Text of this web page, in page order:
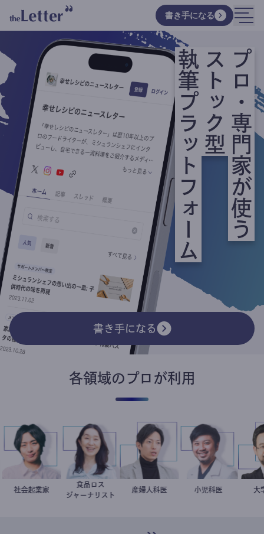
書き手になる
プロ・専門家が使う
ストック型
執筆プラットフォーム
書き手になる
各領域のプロが利用
駒崎弘樹
社会起業家 井出留美
食品ロス
ジャーナリスト
重見大介
産婦人科医 今西洋介
小児科医